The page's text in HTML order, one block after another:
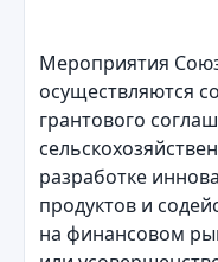
Мероприятия
осуществляются
грантового
разработке
продуктов и
на финансовом